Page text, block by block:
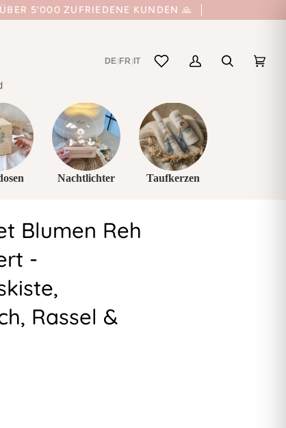
ÜBER 5'000 ZUFRIEDENE KUNDEN 🙏
DE| FR | IT
Mein
Suchen
Nachtlichter Taufkerzen
Blumen Reh
-
Rassel &